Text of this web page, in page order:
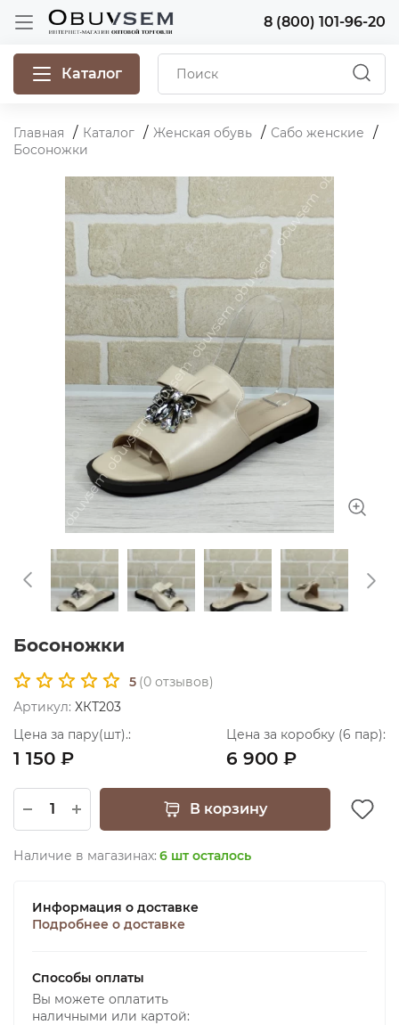
8 (800) 101-96-20
Каталог
Главная Каталог Женская обувь
Сабо женские
Босоножки
Босоножки
5 (0 отзывов)
Артикул: ХКТ203
Цена за пару(шт).:
1 150 ₽
Цена за коробку (6 пар):
6 900 ₽
В корзину
Наличие в магазинах: 6 шт осталось
Информация о доставке
Подробнее о доставке
Способы оплаты
Вы можете оплатить
наличными или картой: